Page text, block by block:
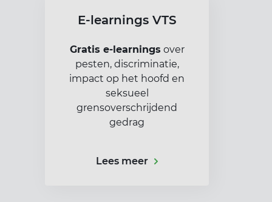
E-learnings VTS
Gratis e-learnings over
pesten, discriminatie,
impact op het hoofd en
seksueel
grensoverschrijdend
gedrag
Lees meer